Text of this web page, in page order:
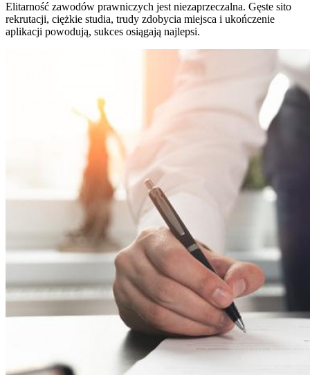
Elitarność zawodów prawniczych jest niezaprzeczalna. Gęste sito
rekrutacji, ciężkie studia, trudy zdobycia miejsca i ukończenie
aplikacji powodują, sukces osiągają najlepsi.